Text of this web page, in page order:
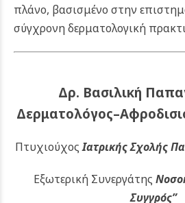
πλάνο, βασισμένο στην
σύγχρονη δερματολογική
Δρ. Βασιλική
ΠτυχιούχοςΙατρικής Σχολής
Εξωτερική Συνεργάτης
Συγγρός”